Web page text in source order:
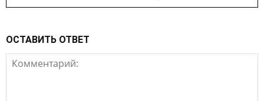
ОСТАВИТЬ ОТВЕТ